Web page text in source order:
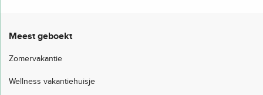
Meest geboekt
Zomervakantie
Wellness vakantiehuisje